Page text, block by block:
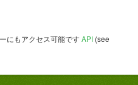
にもアクセス可能ですAPI (see